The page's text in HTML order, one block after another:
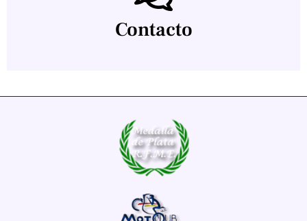
Contacto